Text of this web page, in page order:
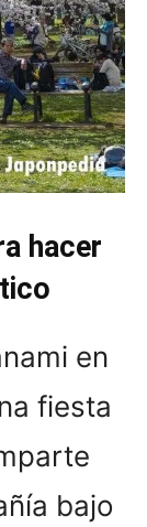
hacer
en
fiesta
bajo